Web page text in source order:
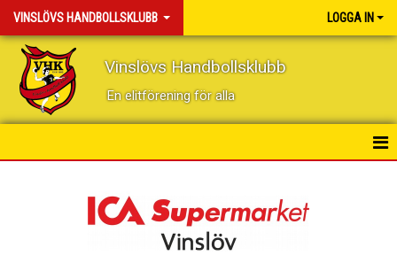
VINSLÖVS HANDBOLLSKLUBB LOGGA IN
Vinslövs Handbollsklubb
En elitförening för alla